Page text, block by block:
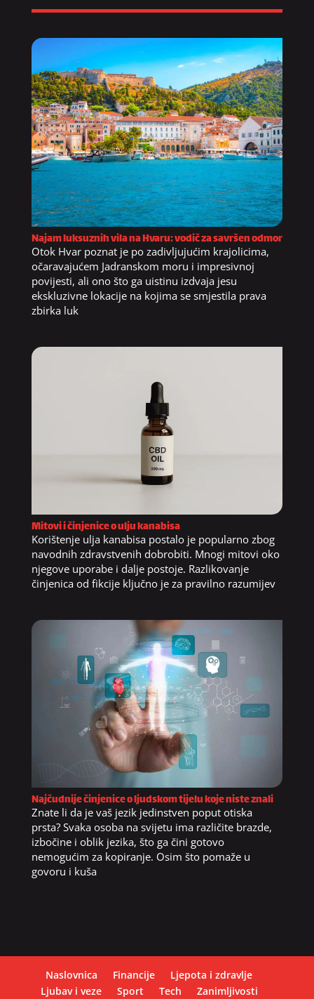
Najam luksuznih vila na Hvaru: vodič za savršen odmor
Otok Hvar poznat je po zadivljujućim krajolicima,
očaravajućem Jadranskom moru i impresivnoj
povijesti, ali ono što ga uistinu izdvaja jesu
ekskluzivne lokacije na kojima se smjestila prava
zbirka luk
Mitovi i činjenice o ulju kanabisa
Korištenje ulja kanabisa postalo je popularno zbog
navodnih zdravstvenih dobrobiti. Mnogi mitovi oko
njegove uporabe i dalje postoje. Razlikovanje
činjenica od fikcije ključno je za pravilno razumijev
Najčudnije činjenice o ljudskom tijelu koje niste znali
Znate li da je vaš jezik jedinstven poput otiska
prsta? Svaka osoba na svijetu ima različite brazde,
izbočine i oblik jezika, što ga čini gotovo
nemogućim za kopiranje. Osim što pomaže u
govoru i kuša
Naslovnica Financije
Ljepota i zdravlje
Ljubav i veze
Sport Tech Zanimljivosti